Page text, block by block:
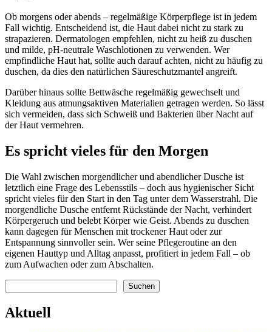
Ob morgens oder abends – regelmäßige Körperpflege ist in jedem
Fall wichtig. Entscheidend ist, die Haut dabei nicht zu stark zu
strapazieren. Dermatologen empfehlen, nicht zu heiß zu duschen
und milde, pH-neutrale Waschlotionen zu verwenden. Wer
empfindliche Haut hat, sollte auch darauf achten, nicht zu häufig zu
duschen, da dies den natürlichen Säureschutzmantel angreift.
Darüber hinaus sollte Bettwäsche regelmäßig gewechselt und
Kleidung aus atmungsaktiven Materialien getragen werden. So lässt
sich vermeiden, dass sich Schweiß und Bakterien über Nacht auf
der Haut vermehren.
Es spricht vieles für den Morgen
Die Wahl zwischen morgendlicher und abendlicher Dusche ist
letztlich eine Frage des Lebensstils – doch aus hygienischer Sicht
spricht vieles für den Start in den Tag unter dem Wasserstrahl. Die
morgendliche Dusche entfernt Rückstände der Nacht, verhindert
Körpergeruch und belebt Körper wie Geist. Abends zu duschen
kann dagegen für Menschen mit trockener Haut oder zur
Entspannung sinnvoller sein. Wer seine Pflegeroutine an den
eigenen Hauttyp und Alltag anpasst, profitiert in jedem Fall – ob
zum Aufwachen oder zum Abschalten.
Suchen
Aktuell